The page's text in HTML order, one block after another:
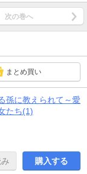
次の巻へ
まとめ買い
孫に教えられて～愛
たち(1)
購入する